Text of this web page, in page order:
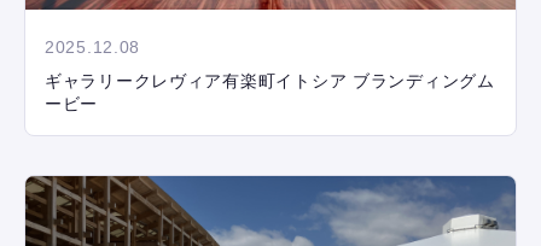
2025.12.08
ギャラリークレヴィア有楽町イトシア ブランディングム
ービー